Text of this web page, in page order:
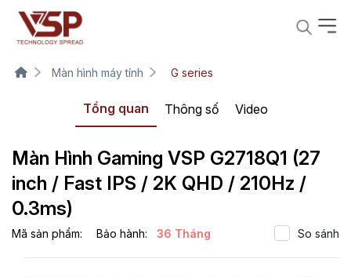
Màn hình máy tính G series
Tổng quan Thông số Video
Màn Hình Gaming VSP G2718Q1 (27
inch / Fast IPS / 2K QHD / 210Hz /
0.3ms)
Mã sản phẩm: Bảo hành: 36 Tháng So sánh